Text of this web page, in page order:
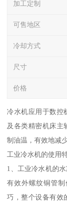
加工定制
可售地区
冷却方式
尺寸
价格
冷水机应用于数控
及各类精密机床主
制油温，有效地减
工业冷水机的使用
1、工业冷水机的
有效外螺纹铜管
巧，整个设备有效